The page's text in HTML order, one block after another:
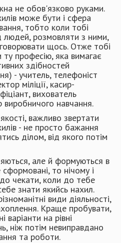
не обов'язково руками.
може бути і сфера
тобто ко­ли тобі
людей, розмовляти з ними,
щось. Отже тобі
про­фесію, яка вимагає
здібностей
- учитель, телефоніст
міліції, касир-
вихователь
навчання.
важливо звертати
- не просто бажання
ділом, від якого потім
але й формуються в
то нічому і
чекати, коли до тебе
знати якийсь нахил.
види діяльності,
Краще пробувати,
варіанти на рівні
ніж потім невиправдано
та роботи.